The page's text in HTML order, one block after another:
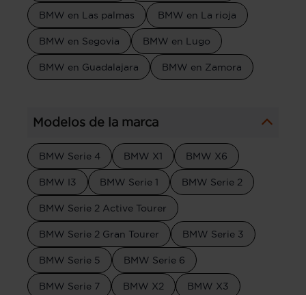
BMW en Las palmas BMW en La rioja
BMW en Segovia BMW en Lugo
BMW en Guadalajara BMW en Zamora
Modelos de la marca
BMW Serie 4 BMW X1 BMW X6
BMW I3 BMW Serie 1 BMW Serie 2
BMW Serie 2 Active Tourer
BMW Serie 2 Gran Tourer BMW Serie 3
BMW Serie 5 BMW Serie 6
BMW Serie 7 BMW X2 BMW X3